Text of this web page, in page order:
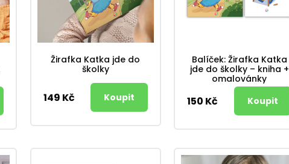
Žirafka Katka jde do
školky
149 Kč
Balíček: Žirafka Katka
jde do školky – kniha +
omalovánky
150 Kč